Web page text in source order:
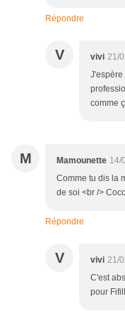
Répondre
V vivi 21/
J'espère
comme
M Mamounette 14/
Comme tu dis la
de soi <br />
Répondre
V vivi 21/
C'est
pour